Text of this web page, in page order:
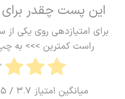
این پست چقدر
برای امتیازدهی روی یکی از
راست کمترین >>> به
میانگین امتیاز 3.7 / 5. تعداد رأی‌ها: